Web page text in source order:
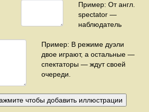
Пример: От англ.
spectator —
наблюдатель
Пример: В режиме дуэли
двое играют, а остальные —
спектаторы — ждут своей
очереди.